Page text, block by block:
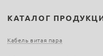
КАТАЛОГ
Кабель витая пара